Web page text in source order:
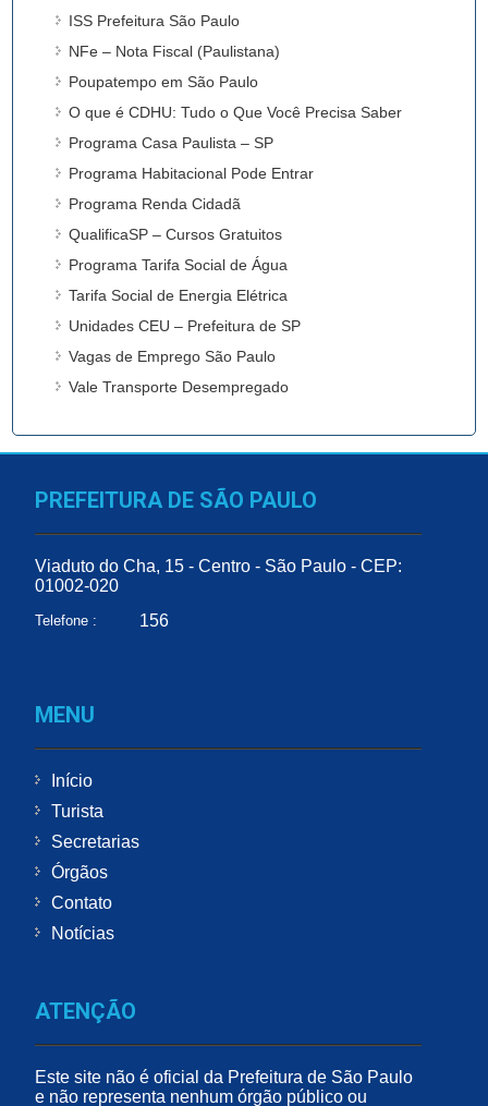
ISS Prefeitura São Paulo
NFe – Nota Fiscal (Paulistana)
Poupatempo em São Paulo
O que é CDHU: Tudo o Que Você Precisa Saber
Programa Casa Paulista – SP
Programa Habitacional Pode Entrar
Programa Renda Cidadã
QualificaSP – Cursos Gratuitos
Programa Tarifa Social de Água
Tarifa Social de Energia Elétrica
Unidades CEU – Prefeitura de SP
Vagas de Emprego São Paulo
Vale Transporte Desempregado
PREFEITURA DE SÃO PAULO
Viaduto do Cha, 15 - Centro - São Paulo - CEP:
01002-020
Telefone : 156
MENU
Início
Turista
Secretarias
Órgãos
Contato
Notícias
ATENÇÃO
Este site não é oficial da Prefeitura de São Paulo
e não representa nenhum órgão público ou